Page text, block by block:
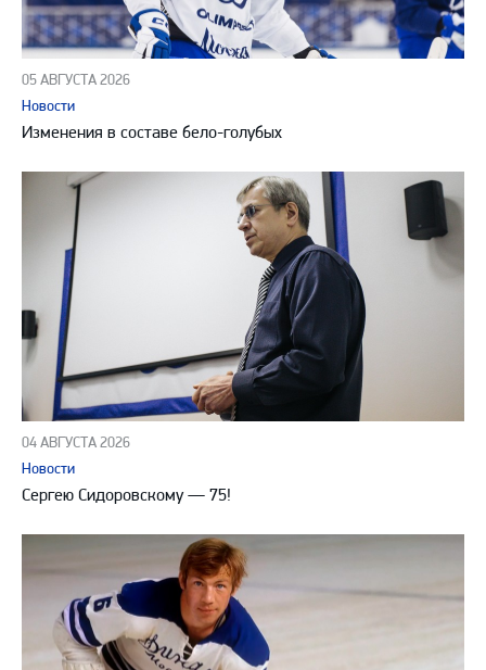
05 АВГУСТА 2026
Новости
Изменения в составе бело-голубых
04 АВГУСТА 2026
Новости
Сергею Сидоровскому — 75!